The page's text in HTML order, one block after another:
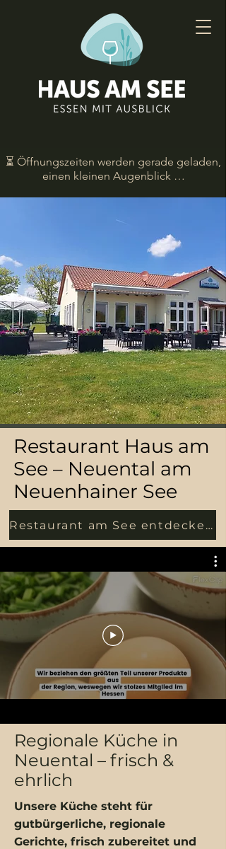
⏳ Öffnungszeiten werden gerade geladen,
einen kleinen Augenblick …
Restaurant Haus am
See – Neuental am
Neuenhainer See
Restaurant am See entdecken
Regionale Küche in
Neuental – frisch &
ehrlich
Unsere Küche steht für
gutbürgerliche, regionale
Gerichte, frisch zubereitet und